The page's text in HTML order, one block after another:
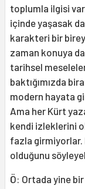
toplumla ilgisi
içinde yaşasak
karakteri bir
zaman konuya
tarihsel
baktığımızda
modern hayata
Ama her Kürt
kendi izleklerini
fazla girmiyorlar.
olduğunu
Ö: Ortada yine